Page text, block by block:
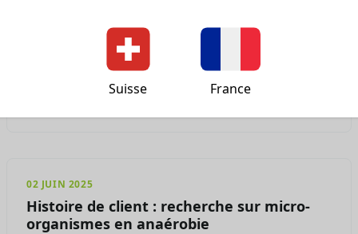
Suisse France
Naissance d'un fermenteur inox sur-
02 JUIN 2025
Histoire de client : recherche sur micro-
organismes en anaérobie